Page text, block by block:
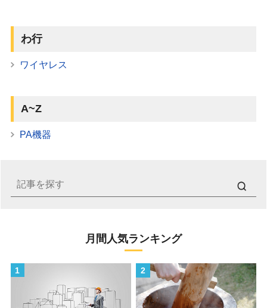
わ行
ワイヤレス
A~Z
PA機器
月間人気ランキング